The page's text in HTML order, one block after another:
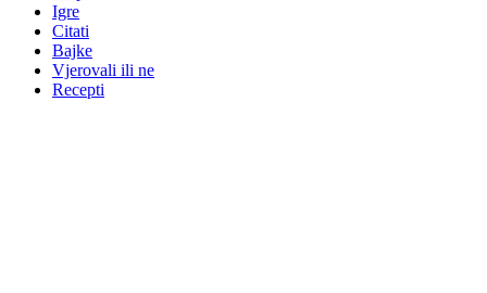
Igre
Citati
Bajke
Vjerovali ili ne
Recepti